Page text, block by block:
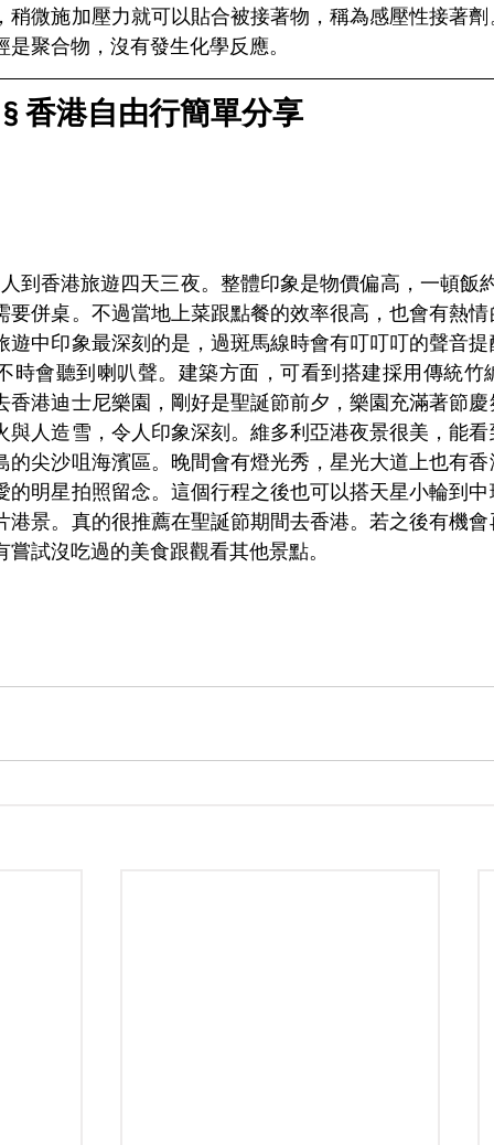
稍微施加壓力就可以貼合被接著物，稱為感壓性接著
是聚合物，沒有發生化學反應。
香港自由行簡單分享
到香港旅遊四天三夜。整體印象是物價偏高，一頓飯
要併桌。不過當地上菜跟點餐的效率很高，也會有熱
遊中印象最深刻的是，過斑馬線時會有叮叮叮的聲音
時會聽到喇叭聲。建築方面，可看到搭建採用傳統竹
香港迪士尼樂園，剛好是聖誕節前夕，樂園充滿著節
與人造雪，令人印象深刻。維多利亞港夜景很美，能
的尖沙咀海濱區。晚間會有燈光秀，星光大道上也有
的明星拍照留念。這個行程之後也可以搭天星小輪到
港景。真的很推薦在聖誕節期間去香港。若之後有機
嘗試沒吃過的美食跟觀看其他景點。